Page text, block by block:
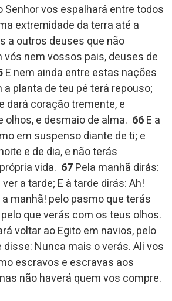
Senhor vos espalhará entre todos
extremidade da terra até a
a outros deuses que não
nem vossos pais, deuses de
E nem ainda entre estas nações
planta de teu pé terá repouso;
dará coração tremente, e
e desmaio de alma. 66E a
em suspenso diante de ti; e
e de dia, e não terás
vida. 67Pela manhã dirás:
a tarde; E à tarde dirás: Ah!
manhã! pelo pasmo que terás
que verás com os teus olhos.
voltar ao Egito em navios, pelo
Nunca mais o verás. Ali vos
escravos e escravas aos
não haverá quem vos compre.